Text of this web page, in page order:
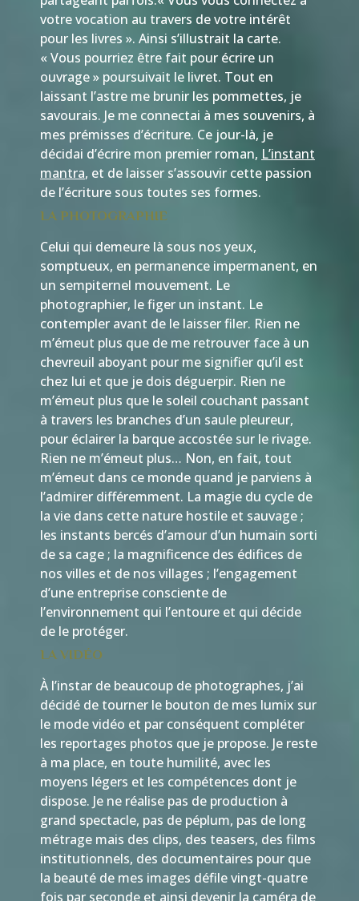
votre vocation au travers de votre intérêt
pour les livres ». Ainsi s’illustrait la carte.
« Vous pourriez être fait pour écrire un
ouvrage » poursuivait le livret. Tout en
laissant l’astre me brunir les pommettes, je
savourais. Je me connectai à mes souvenirs, à
mes prémisses d’écriture. Ce jour-là, je
décidai d’écrire mon premier roman, L’instant
mantra, et de laisser s’assouvir cette passion
de l’écriture sous toutes ses formes.
LA PHOTOGRAPHIE
Celui qui demeure là sous nos yeux,
somptueux, en permanence impermanent, en
un sempiternel mouvement. Le
photographier, le figer un instant. Le
contempler avant de le laisser filer. Rien ne
m’émeut plus que de me retrouver face à un
chevreuil aboyant pour me signifier qu’il est
chez lui et que je dois déguerpir. Rien ne
m’émeut plus que le soleil couchant passant
à travers les branches d’un saule pleureur,
pour éclairer la barque accostée sur le rivage.
Rien ne m’émeut plus… Non, en fait, tout
m’émeut dans ce monde quand je parviens à
l’admirer différemment. La magie du cycle de
la vie dans cette nature hostile et sauvage ;
les instants bercés d’amour d’un humain sorti
de sa cage ; la magnificence des édifices de
nos villes et de nos villages ; l’engagement
d’une entreprise consciente de
l’environnement qui l’entoure et qui décide
de le protéger.
LA VIDÉO
À l’instar de beaucoup de photographes, j’ai
décidé de tourner le bouton de mes lumix sur
le mode vidéo et par conséquent compléter
les reportages photos que je propose. Je reste
à ma place, en toute humilité, avec les
moyens légers et les compétences dont je
dispose. Je ne réalise pas de production à
grand spectacle, pas de péplum, pas de long
métrage mais des clips, des teasers, des films
institutionnels, des documentaires pour que
la beauté de mes images défile vingt-quatre
fois par seconde et ainsi devenir la caméra de